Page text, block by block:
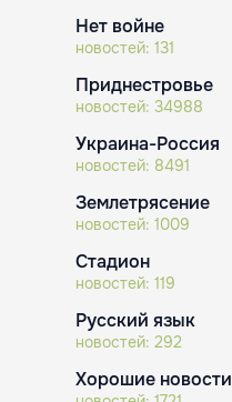
Нет войне
новостей: 131
Приднестровье
новостей: 34988
Украина-Россия
новостей: 8491
Землетрясение
новостей: 1009
Стадион
новостей: 119
Русский язык
новостей: 292
Хорошие новости